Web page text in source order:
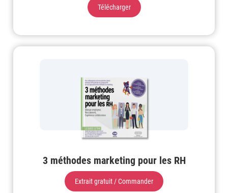
Télécharger
3 méthodes marketing pour les RH
Extrait gratuit / Commander